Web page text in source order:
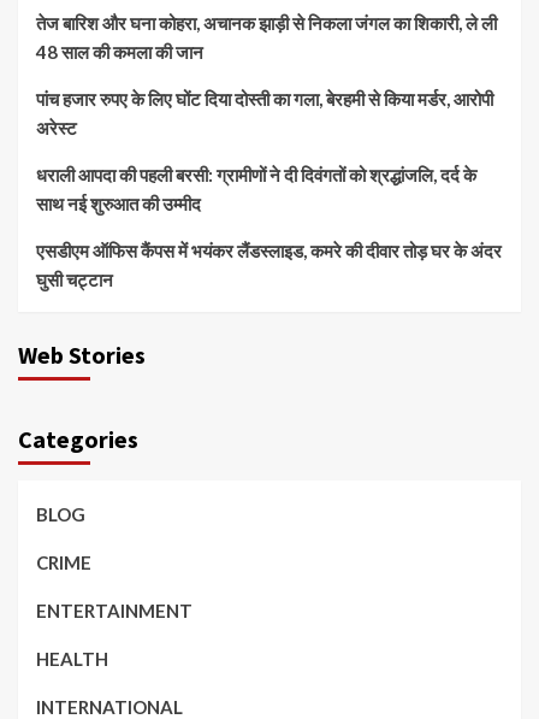
तेज बारिश और घना कोहरा, अचानक झाड़ी से निकला जंगल का शिकारी, ले ली
48 साल की कमला की जान
पांच हजार रुपए के लिए घोंट दिया दोस्ती का गला, बेरहमी से किया मर्डर, आरोपी
अरेस्ट
धराली आपदा की पहली बरसी: ग्रामीणों ने दी दिवंगतों को श्रद्धांजलि, दर्द के
साथ नई शुरुआत की उम्मीद
एसडीएम ऑफिस कैंपस में भयंकर लैंडस्लाइड, कमरे की दीवार तोड़ घर के अंदर
घुसी चट्टान
Web Stories
Categories
BLOG
CRIME
ENTERTAINMENT
HEALTH
INTERNATIONAL